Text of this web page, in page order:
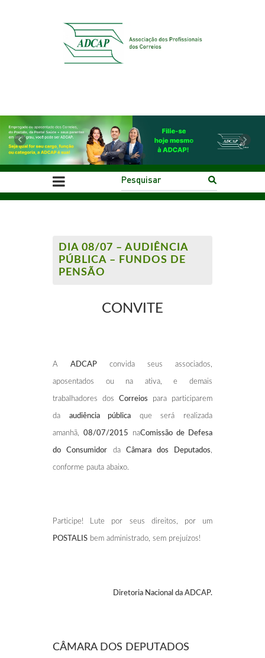
Previous Next
DIA 08/07 – AUDIÊNCIA
PÚBLICA – FUNDOS DE
PENSÃO
CONVITE
A ADCAP convida seus associados,
aposentados ou na ativa, e demais
trabalhadores dos Correios para participarem
da audiência pública que será realizada
amanhã, 08/07/2015 naComissão de Defesa
do ConsumidordaCâmara dos Deputados
conforme pauta abaixo.
Participe! Lute por seus direitos, por um
POSTALIS bem administrado, sem prejuízos!
Diretoria Nacional da ADCAP.
CÂMARA DOS DEPUTADOS